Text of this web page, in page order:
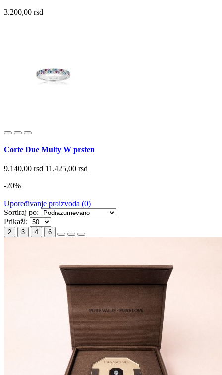
3.200,00 rsd
Corte Due Multy W prsten
9.140,00 rsd 11.425,00 rsd
-20%
Upoređivanje proizvoda (0)
Sortiraj po:
Prikaži:
2 3 4 6